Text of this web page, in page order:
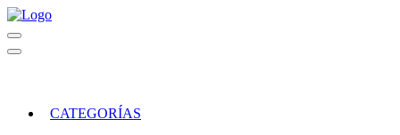
CATEGORÍAS